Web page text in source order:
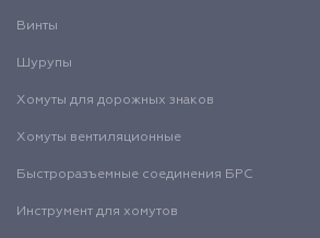
Винты
Шурупы
Хомуты для дорожных знаков
Хомуты вентиляционные
Быстроразъемные соединения БРС
Инструмент для хомутов